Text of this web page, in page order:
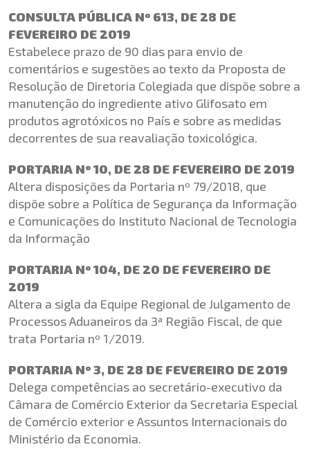
CONSULTA PÚBLICA Nº 613, DE 28 DE
FEVEREIRO DE 2019
Estabelece prazo de 90 dias para envio de
comentários e sugestões ao texto da Proposta de
Resolução de Diretoria Colegiada que dispõe sobre a
manutenção do ingrediente ativo Glifosato em
produtos agrotóxicos no País e sobre as medidas
decorrentes de sua reavaliação toxicológica.
PORTARIA Nº 10, DE 28 DE FEVEREIRO DE 2019
Altera disposições da Portaria nº 79/2018, que
dispõe sobre a Política de Segurança da Informação
e Comunicações do Instituto Nacional de Tecnologia
da Informação
PORTARIA Nº 104, DE 20 DE FEVEREIRO DE
2019
Altera a sigla da Equipe Regional de Julgamento de
Processos Aduaneiros da 3ª Região Fiscal, de que
trata Portaria nº 1/2019.
PORTARIA Nº 3, DE 28 DE FEVEREIRO DE 2019
Delega competências ao secretário-executivo da
Câmara de Comércio Exterior da Secretaria Especial
de Comércio exterior e Assuntos Internacionais do
Ministério da Economia.